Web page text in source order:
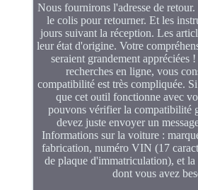
Nous fournirons l'adresse de
le colis pour retourner. Et les
jours suivant la réception. Les
leur état d'origine. Votre
seraient grandement appréciées
recherches en ligne, vous
compatibilité est très compliquée.
que cet outil fonctionne avec
pouvons vérifier la compatibilité
devez juste envoyer un
Informations sur la voiture :
fabrication, numéro VIN (17
de plaque d'immatriculation), et
dont vous avez